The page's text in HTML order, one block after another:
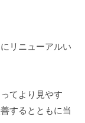
リニューアルい
てより見やす
するとともに当